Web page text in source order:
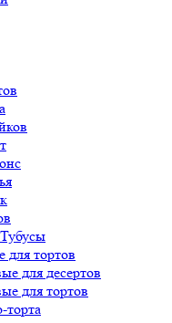
для тортов
для десертов
для тортов
торта